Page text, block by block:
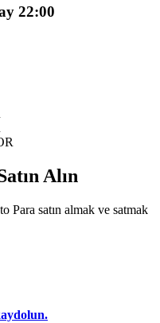
büyük veri analizi.
22:00
Alın
Para satın almak ve satmak